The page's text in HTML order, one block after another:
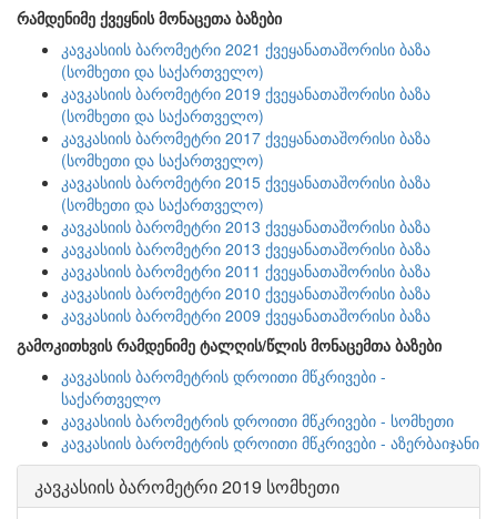
რამდენიმე ქვეყნის მონაცეთა ბაზები
კავკასიის ბარომეტრი 2021 ქვეყანათაშორისი ბაზა
(სომხეთი და საქართველო)
კავკასიის ბარომეტრი 2019 ქვეყანათაშორისი ბაზა
(სომხეთი და საქართველო)
კავკასიის ბარომეტრი 2017 ქვეყანათაშორისი ბაზა
(სომხეთი და საქართველო)
კავკასიის ბარომეტრი 2015 ქვეყანათაშორისი ბაზა
(სომხეთი და საქართველო)
კავკასიის ბარომეტრი 2013 ქვეყანათაშორისი ბაზა
კავკასიის ბარომეტრი 2013 ქვეყანათაშორისი ბაზა
კავკასიის ბარომეტრი 2011 ქვეყანათაშორისი ბაზა
კავკასიის ბარომეტრი 2010 ქვეყანათაშორისი ბაზა
კავკასიის ბარომეტრი 2009 ქვეყანათაშორისი ბაზა
გამოკითხვის რამდენიმე ტალღის/წლის მონაცემთა ბაზები
კავკასიის ბარომეტრის დროითი მწკრივები -
საქართველო
კავკასიის ბარომეტრის დროითი მწკრივები - სომხეთი
კავკასიის ბარომეტრის დროითი მწკრივები - აზერბაიჯანი
კავკასიის ბარომეტრი 2019 სომხეთი